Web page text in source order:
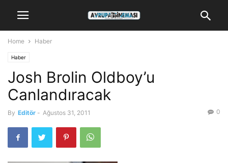
Home Haber
Haber
Josh Brolin Oldboy’u
Canlandıracak
By Editör - Ağustos 31, 2011 0